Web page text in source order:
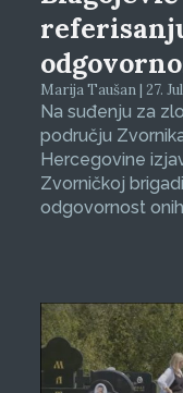
Marija Taušan | 27.
Na suđenju za
području
Hercegovine
Zvorničkoj
odgovornost